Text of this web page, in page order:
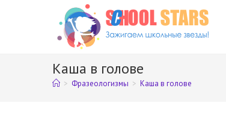
Каша в голове
> Фразеологизмы > Каша в голове